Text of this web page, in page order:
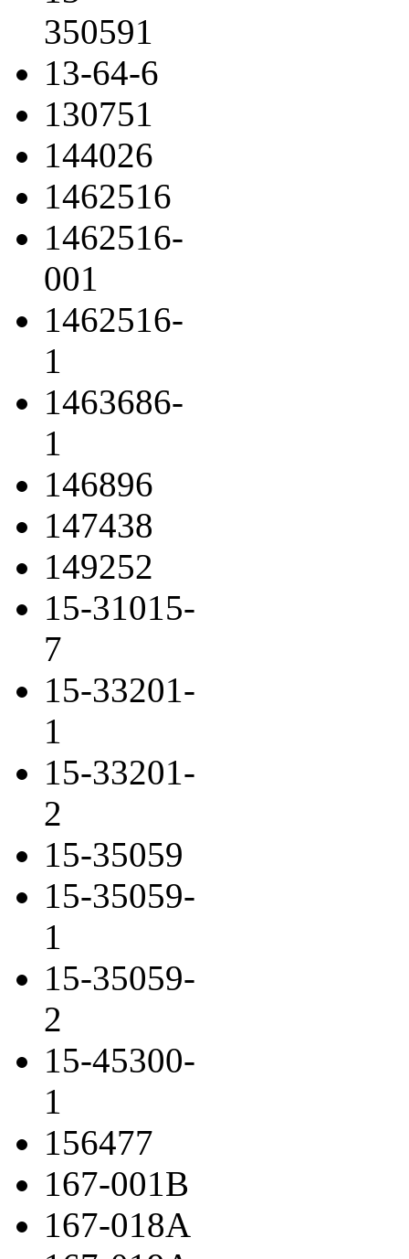
350591
13-64-6
130751
144026
1462516
1462516-
001
1462516-
1
1463686-
1
146896
147438
149252
15-31015-
7
15-33201-
1
15-33201-
2
15-35059
15-35059-
1
15-35059-
2
15-45300-
1
156477
167-001B
167-018A